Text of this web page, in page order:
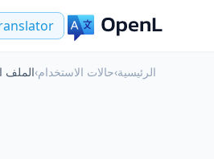
الرئيسية›حالات الاستخدام›الملف